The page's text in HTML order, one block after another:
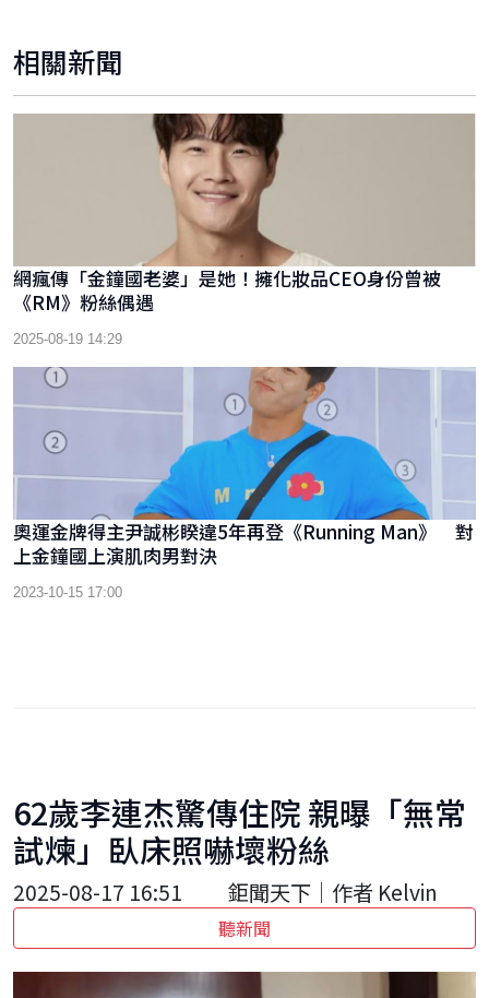
相關新聞
網瘋傳「金鐘國老婆」是她！擁化妝品CEO身份曾被
《RM》粉絲偶遇
2025-08-19 14:29
奧運金牌得主尹誠彬睽違5年再登《Running Man》 對
上金鐘國上演肌肉男對決
2023-10-15 17:00
62歲李連杰驚傳住院 親曝「無常
試煉」臥床照嚇壞粉絲
2025-08-17 16:51 鉅聞天下｜作者 Kelvin
聽新聞